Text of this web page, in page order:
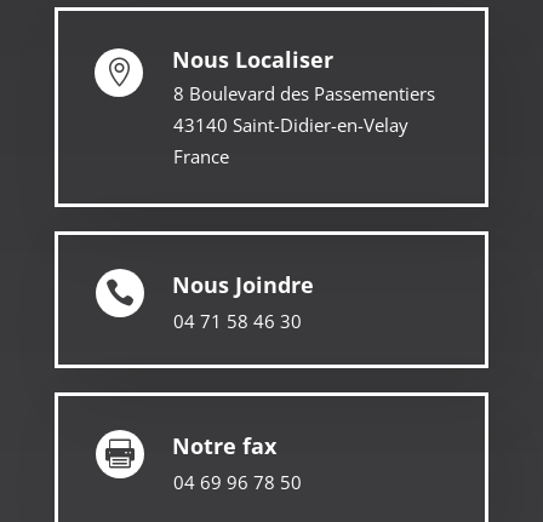
 Nous Localiser
8 Boulevard des Passementiers
43140 Saint-Didier-en-Velay
France
 Nous Joindre
04 71 58 46 30
 Notre fax
04 69 96 78 50